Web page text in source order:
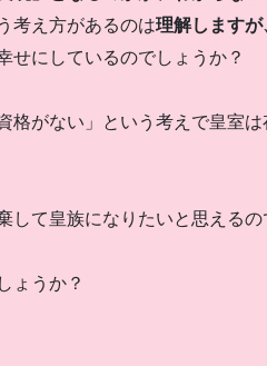
考え方があるのは理解しますが
せにしているのでしょうか？
格がない」という考えで皇室は
して皇族になりたいと思えるの
ょうか？